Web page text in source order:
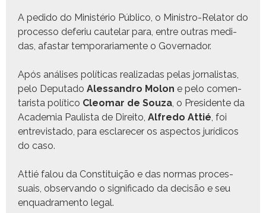
A pedi­do do Min­istério Públi­co, o Min­istro-Rela­tor do
proces­so deferiu caute­lar para, entre out­ras medi­
das, afas­tar tem­po­rari­a­mente o Governador.
Após anális­es políti­cas real­izadas pelas jor­nal­is­tas,
pelo Dep­uta­do Alessan­dro Molon e pelo comen­
tarista políti­co Cleo­mar de Souza, o Pres­i­dente da
Acad­e­mia Paulista de Dire­ito, Alfre­do Attié, foi
entre­vis­ta­do, para esclare­cer os aspec­tos jurídi­cos
do caso.
Attié falou da Con­sti­tu­ição e das nor­mas proces­
suais, obser­van­do o sig­nifi­ca­do da decisão e seu
enquadra­men­to legal.